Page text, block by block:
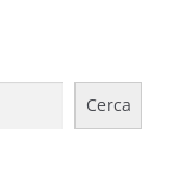
Cerca